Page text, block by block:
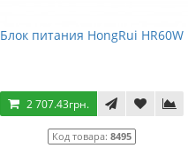
Блок питания HongRui HR60W
2 707.43грн.
Код товара: 8495